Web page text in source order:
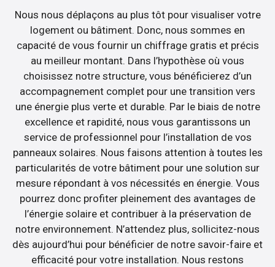
Nous nous déplaçons au plus tôt pour visualiser votre
logement ou bâtiment. Donc, nous sommes en
capacité de vous fournir un chiffrage gratis et précis
au meilleur montant. Dans l’hypothèse où vous
choisissez notre structure, vous bénéficierez d’un
accompagnement complet pour une transition vers
une énergie plus verte et durable. Par le biais de notre
excellence et rapidité, nous vous garantissons un
service de professionnel pour l’installation de vos
panneaux solaires. Nous faisons attention à toutes les
particularités de votre bâtiment pour une solution sur
mesure répondant à vos nécessités en énergie. Vous
pourrez donc profiter pleinement des avantages de
l’énergie solaire et contribuer à la préservation de
notre environnement. N’attendez plus, sollicitez-nous
dès aujourd’hui pour bénéficier de notre savoir-faire et
efficacité pour votre installation. Nous restons